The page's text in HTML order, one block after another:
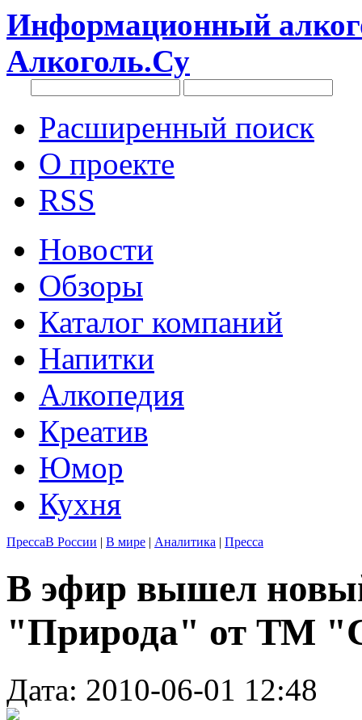
Информационный
Алкоголь.Су
Расширенный поиск
О проекте
RSS
Новости
Обзоры
Каталог компаний
Напитки
Алкопедия
Креатив
Юмор
Кухня
ПрессаВ России | В мире | Аналитика | Пресса
В эфир вышел
"Природа" от ТМ
Дата: 2010-06-01 12:48